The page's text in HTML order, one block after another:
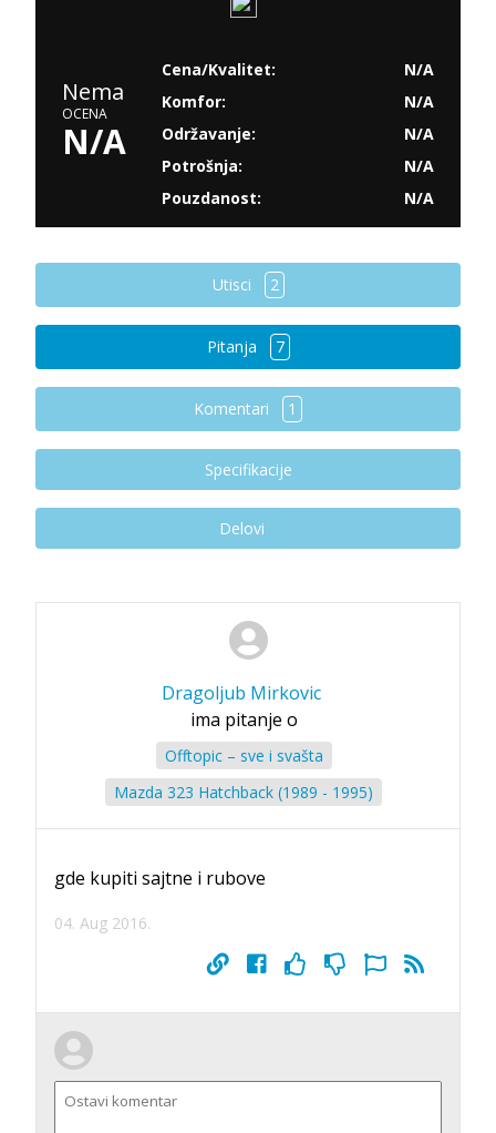
Nema
OCENA
N/A
Cena/Kvalitet:
N/A
Komfor:
N/A
Održavanje:
N/A
Potrošnja:
N/A
Pouzdanost:
N/A
Utisci 2
Pitanja 7
Komentari 1
Specifikacije
Delovi
Dragoljub Mirkovic
ima pitanje o
Offtopic – sve i svašta
Mazda 323 Hatchback (1989 - 1995)
gde kupiti sajtne i rubove
04. Aug 2016.